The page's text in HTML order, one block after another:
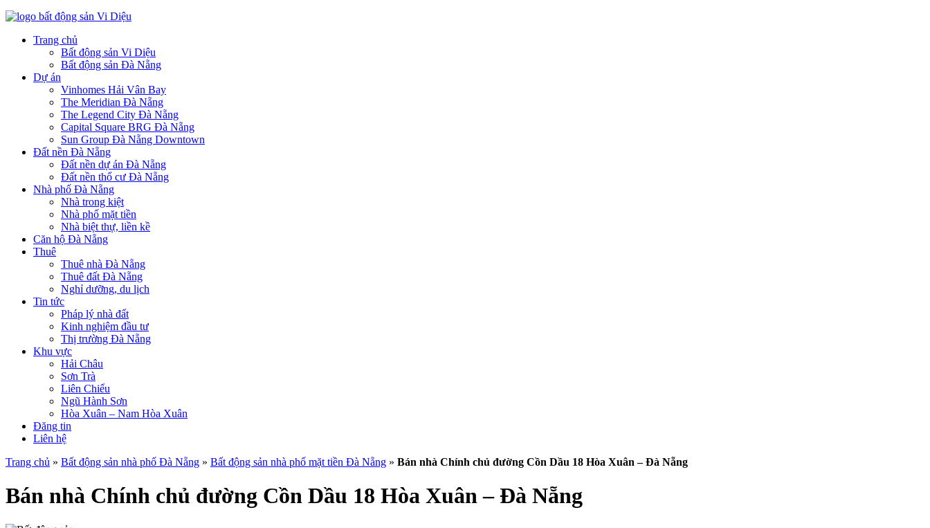
Trang chủ
Bất động sản Vi Diệu
Bất động sản Đà Nẵng
Dự án
Vinhomes Hải Vân Bay
The Meridian Đà Nẵng
The Legend City Đà Nẵng
Capital Square BRG Đà Nẵng
Sun Group Đà Nẵng Downtown
Đất nền Đà Nẵng
Đất nền dự án Đà Nẵng
Đất nền thổ cư Đà Nẵng
Nhà phố Đà Nẵng
Nhà trong kiệt
Nhà phố mặt tiền
Nhà biệt thự, liền kề
Căn hộ Đà Nẵng
Thuê
Thuê nhà Đà Nẵng
Thuê đất Đà Nẵng
Nghỉ dưỡng, du lịch
Tin tức
Pháp lý nhà đất
Kinh nghiệm đầu tư
Thị trường Đà Nẵng
Khu vực
Hải Châu
Sơn Trà
Liên Chiểu
Ngũ Hành Sơn
Hòa Xuân – Nam Hòa Xuân
Đăng tin
Liên hệ
Trang chủ » Bất động sản nhà phố Đà Nẵng » Bất động sản nhà phố mặt tiền Đà Nẵng » Bán nhà Chính chủ đường Cồn Dầu 18 Hòa Xuân – Đà Nẵng
Bán nhà Chính chủ đường Cồn Dầu 18 Hòa Xuân – Đà Nẵng